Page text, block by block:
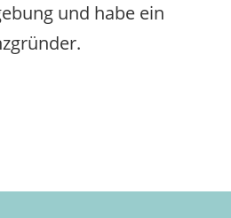
und habe ein